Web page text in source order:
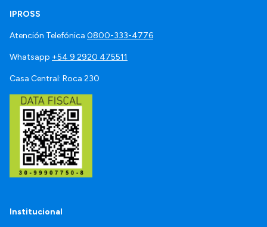
IPROSS
Atención Telefónica 0800-333-4776
Whatsapp +54 9 2920 475511
Casa Central: Roca 230
Institucional